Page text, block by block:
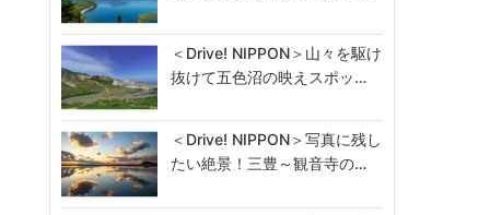
＜Drive! NIPPON＞山々を駆け
抜けて五色沼の映えスポッ…
＜Drive! NIPPON＞写真に残し
たい絶景！三豊～観音寺の…